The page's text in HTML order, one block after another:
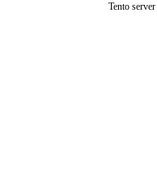
Tento